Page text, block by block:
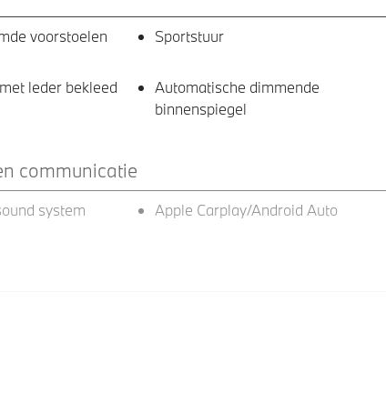
voorstoelen Sportstuur
leder bekleed
Automatische dimmende
binnenspiegel
communicatie
system Apple Carplay/Android Auto